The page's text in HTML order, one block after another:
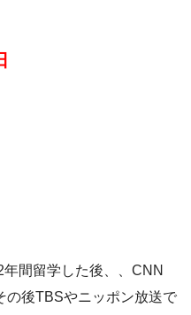
年間留学した後、、CNN
の後TBSやニッポン放送で